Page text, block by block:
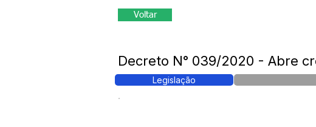
Voltar
Decreto N° 039/2020 - Abre
Legislação